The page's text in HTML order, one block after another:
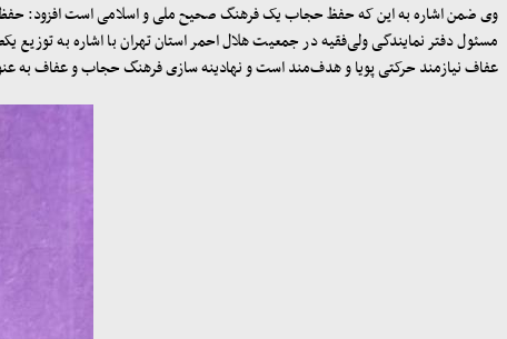
وی ضمن اشاره به این که حفظ حجاب یک فرهنگ صحیح ملی و اسلامی است افزود: حفظ
مسئول دفتر نمایندگی ولی‌فقیه در جمعیت هلال احمر استان تهران با اشاره به
عفاف نیازمند حرکتی پویا و هدف‌مند است و نهادینه سازی فرهنگ حجاب و عفاف به